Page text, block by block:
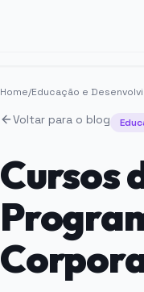
Home/Educação e
Voltar para o blog
Cursos